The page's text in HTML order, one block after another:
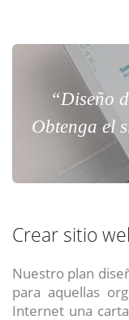
“Diseño
Obtenga el
Crear sitio
Nuestro plan
para aquellas
Internet una